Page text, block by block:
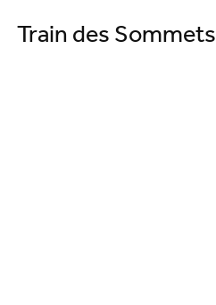
Train des Sommets